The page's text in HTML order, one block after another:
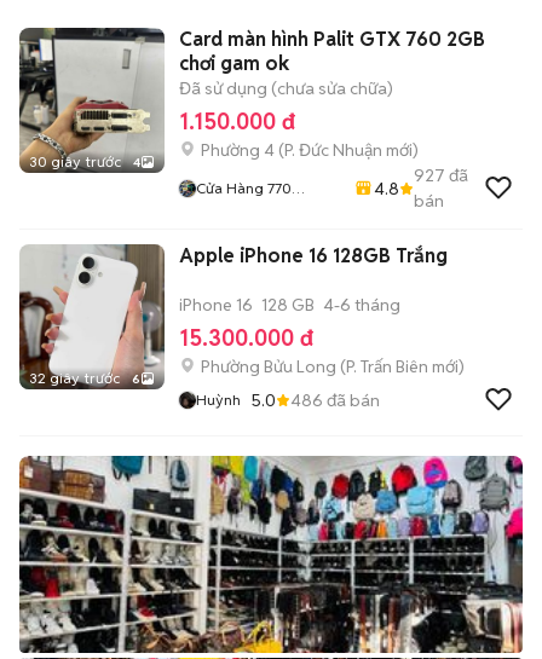
30 giây trước 4
Card màn hình Palit GTX 760 2GB
chơi gam ok
Đã sử dụng (chưa sửa chữa)
1.150.000 đ
Phường 4 (P. Đức Nhuận mới)
Cửa Hàng 770
4.8
927 đã
bán
32 giây trước 6
Apple iPhone 16 128GB Trắng
iPhone 16 128 GB 4-6 tháng
15.300.000 đ
Phường Bửu Long (P. Trấn Biên mới)
Huỳnh 5.0 486 đã bán